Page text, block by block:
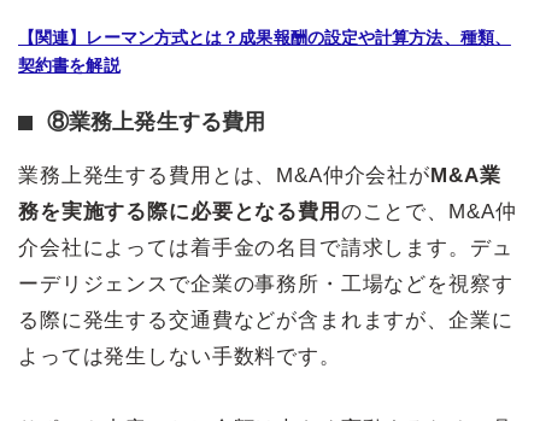
【関連】レーマン方式とは？成果報酬の設定や計算方法、種類、
契約書を解説
⑧業務上発生する費用
業務上発生する費用とは、M&A仲介会社がM&A業
務を実施する際に必要となる費用 のことで、M&A仲
介会社によっては着手金の名目で請求します。デュ
ーデリジェンスで企業の事務所・工場などを視察す
る際に発生する交通費などが含まれますが、企業に
よっては発生しない手数料です。